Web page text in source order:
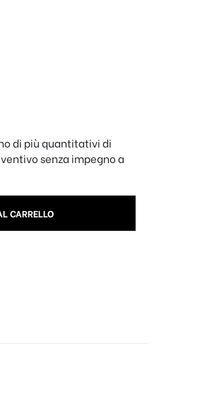
di più quantitativi di
senza impegno a
CARRELLO